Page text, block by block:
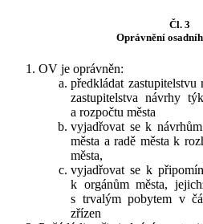
Čl. 3
Oprávnění
OV je oprávněn:
předkládat zastupitelstvu
zastupitelstva návrhy
a rozpočtu města
vyjadřovat se k
města a radě města k
města,
vyjadřovat se k
k orgánům města,
s trvalým pobytem v
zřízen